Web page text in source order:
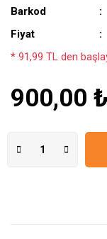
Barkod
Fiyat
* 91,99 TL den
900,00 ₺